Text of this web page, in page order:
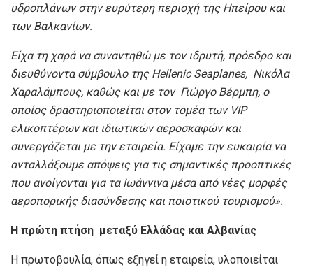
υδροπλάνων στην ευρύτερη περιοχή της Ηπείρου και
των Βαλκανίων.
Είχα τη χαρά να συναντηθώ με τον ιδρυτή, πρόεδρο και
διευθύνοντα σύμβουλο της Hellenic Seaplanes, Νικόλα
Χαραλάμπους, καθώς και με τον Γιώργο Βέρμπη, ο
οποίος δραστηριοποιείται στον τομέα των VIP
ελικοπτέρων και ιδιωτικών αεροσκαφών και
συνεργάζεται με την εταιρεία. Είχαμε την ευκαιρία να
ανταλλάξουμε απόψεις για τις σημαντικές προοπτικές
που ανοίγονται για τα Ιωάννινα μέσα από νέες μορφές
αεροπορικής διασύνδεσης και ποιοτικού τουρισμού».
H πρώτη πτήση μεταξύ Ελλάδας και Αλβανίας
Η πρωτοβουλία, όπως εξηγεί η εταιρεία, υλοποιείται